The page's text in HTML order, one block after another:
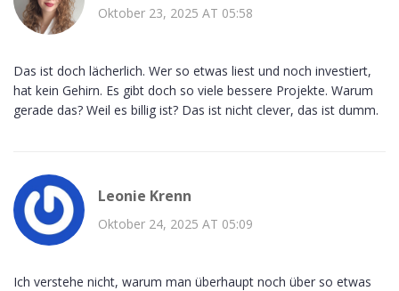
Oktober 23, 2025 AT 05:58
Das ist doch lächerlich. Wer so etwas liest und noch investiert,
hat kein Gehirn. Es gibt doch so viele bessere Projekte. Warum
gerade das? Weil es billig ist? Das ist nicht clever, das ist dumm.
Leonie Krenn
Oktober 24, 2025 AT 05:09
Ich verstehe nicht, warum man überhaupt noch über so etwas